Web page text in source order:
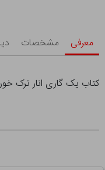
معرفی مشخصات
کتاب یک گاری انار ترک